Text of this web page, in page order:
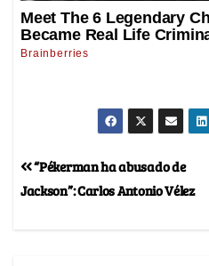
“Pékerman ha abusado de
Jackson”: Carlos Antonio Vélez